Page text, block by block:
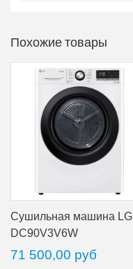
Похожие товары
Сушильная машина LG
DC90V3V6W
71 500,00 руб